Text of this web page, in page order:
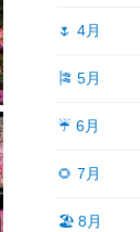
🌷 4月
🎏 5月
☔ 6月
🌻 7月
🏖 8月